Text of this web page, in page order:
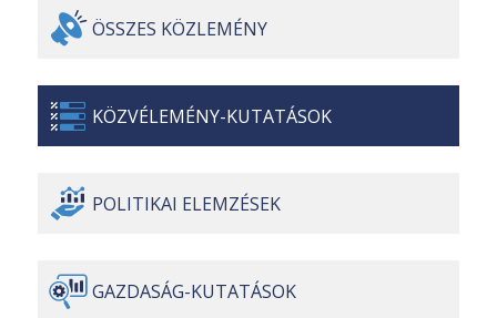
ÖSSZES KÖZLEMÉNY
KÖZVÉLEMÉNY-KUTATÁSOK
POLITIKAI ELEMZÉSEK
GAZDASÁG-KUTATÁSOK